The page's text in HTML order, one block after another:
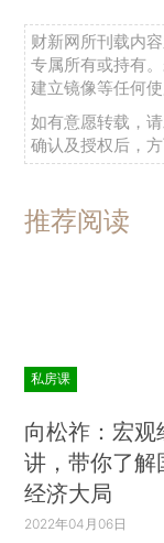
势。财新传媒
示，伊利中国
涨，9月达到
仍处于较高水
别说红木，
房价高到分分
间有限的“蜗居
的高标准、严
财新网所刊载内
专属所有或持有
建立镜像等任何使
如有意愿转载，
确认及授权后，方
推荐阅读
私房课
向松祚：宏观
讲，带你了解
经济大局
2022年04月06日